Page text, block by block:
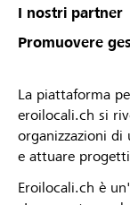
I nostri partner
Promuovere
La piattaforma
eroilocali.ch si
organizzazioni
e attuare
Eroilocali.ch è